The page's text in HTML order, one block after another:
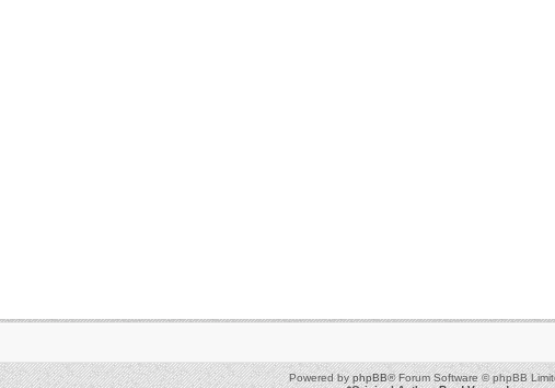
Powered byphpBB® Forum Software © phpBB